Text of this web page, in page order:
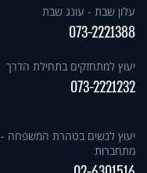
עלון שבת - עונג שבת
073-2221388
יעוץ למתחזקים בתחילת הדרך
073-2221232
יעוץ לנשים בטהרת המשפחה -
מתחברות